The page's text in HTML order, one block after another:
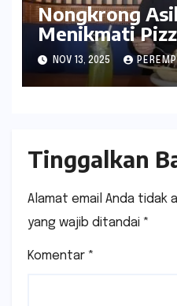
Nongkrong
Menikmati
Aston Inn
NOV 13, 2025
Tinggalkan
Alamat email Anda tidak
yang wajib ditandai *
Komentar *